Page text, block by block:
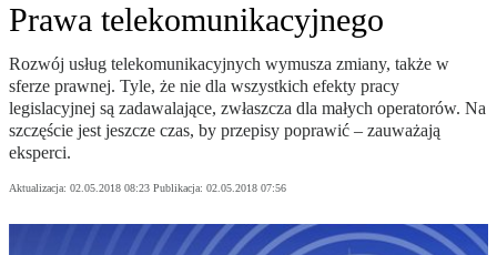
Prawa telekomunikacyjnego
Rozwój usług telekomunikacyjnych wymusza zmiany, także w
sferze prawnej. Tyle, że nie dla wszystkich efekty pracy
legislacyjnej są zadawalające, zwłaszcza dla małych operatorów. Na
szczęście jest jeszcze czas, by przepisy poprawić – zauważają
eksperci.
Aktualizacja: 02.05.2018 08:23 Publikacja: 02.05.2018 07:56